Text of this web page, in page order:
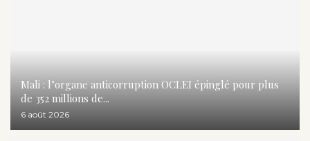
Mali : l’organe anticorruption OCLEI épinglé pour plus
de 352 millions de...
6 août 2026